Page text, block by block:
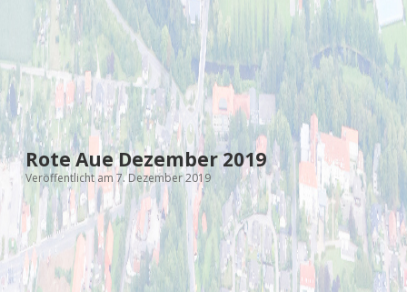
Rote Aue Dezember 2019
Veröffentlicht am 7. Dezember 2019